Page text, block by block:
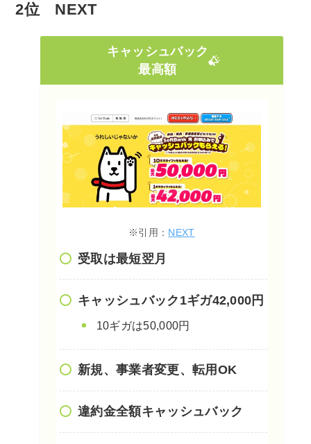
2位 NEXT
キャッシュバック
最高額
※引用： NEXT
受取は最短翌月
キャッシュバック1ギガ42,000円
10ギガは50,000円
新規、事業者変更、転用OK
違約金全額キャッシュバック